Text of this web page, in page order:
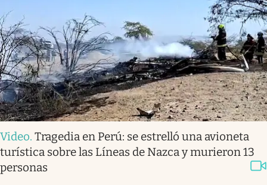
Video. Tragedia en Perú: se estrelló una avioneta
turística sobre las Líneas de Nazca y murieron 13
personas